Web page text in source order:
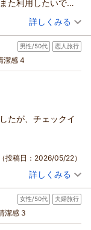
十分にお楽しみ
は晴れた日の眺望
よりお待ちしてお
た利用したいで
（投稿日：2026/05/23）
)
をお寄せいただき
ただけたとのこ
ジフライやアジの
けたようで何より
るよう心を込めて
ッフ一同、再び
詳しくみる
男性/50代 恋人旅行
潔感 4
たが、チェックイ
（投稿日：2026/05/22）
ト～〔16平米以上確
詳しくみる
女性/50代 夫婦旅行
潔感 3